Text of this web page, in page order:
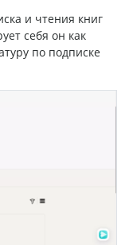
и чтения книг
себя он как
по подписке